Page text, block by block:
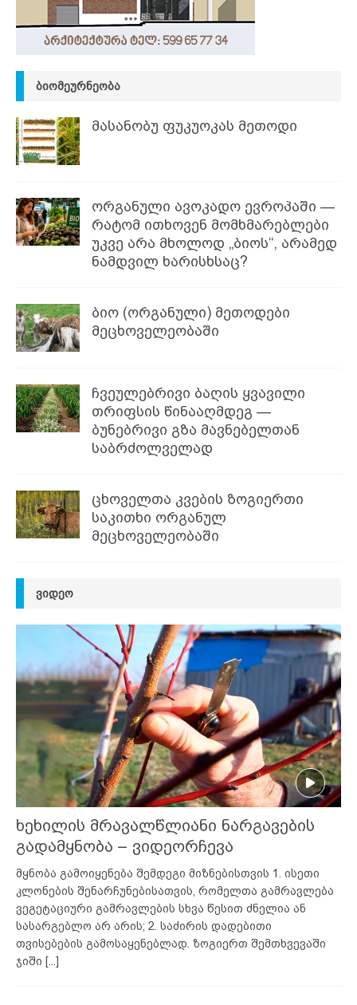
ᲑᲘᲝᲛᲔᲣᲠᲜᲔᲝᲑᲐ
მასანობუ ფუკუოკას მეთოდი
ორგანული ავოკადო ევროპაში —
რატომ ითხოვენ მომხმარებლები
უკვე არა მხოლოდ „ბიოს“, არამედ
ნამდვილ ხარისხსაც?
ბიო (ორგანული) მეთოდები
მეცხოველეობაში
ჩვეულებრივი ბაღის ყვავილი
თრიფსის წინააღმდეგ —
ბუნებრივი გზა მავნებელთან
საბრძოლველად
ცხოველთა კვების ზოგიერთი
საკითხი ორგანულ
მეცხოველეობაში
ᲕᲘᲓᲔᲝ
ხეხილის მრავალწლიანი ნარგავების
გადამყნობა – ვიდეორჩევა
მყნობა გამოიყენება შემდეგი მიზნებისთვის 1. ისეთი
კლონების შენარჩუნებისათვის, რომელთა გამრავლება
ვეგეტაციური გამრავლების სხვა წესით ძნელია ან
სასარგებლო არ არის; 2. საძირის დადებითი
თვისებების გამოსაყენებლად. ზოგიერთ შემთხვევაში
ჯიში [...]